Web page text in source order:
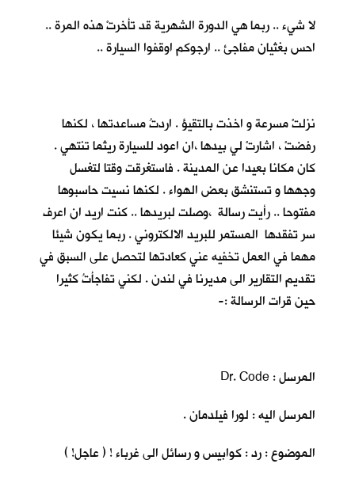
لا شيء .. ربما هي الدورة الشهرية قد تأخرتْ هذه المرة ..
احس بغثيان مفاجئ .. ارجوكم اوقفوا السيارة ..
نزلتْ مسرعة و اخذت بالتقيؤ . اردتُ مساعدتها ، لكنها
رفضتْ ، اشارتْ لي بيدها ،ان اعود للسيارة ريثما تنتهي .
كان مكانا بعيدا عن المدينة . فاستغرقت وقتا لتغسل
وجهها و تستنشق بعض الهواء . لكنها نسيت حاسبوها
مفتوحا .. رأيت رسالة ،وصلت لبريدها .. كنت اريد ان اعرف
سر تفقدها المستمر للبريد الالكتروني . ربما يكون شيئا
مهما في العمل تخفيه عني كعادتها لتحصل على السبق في
تقديم التقارير الى مديرنا في لندن . لكني تفاجأتُ كثيرا
حين قرات الرسالة :-
المرسل : Dr. Code
المرسل اليه : لورا فيلدمان .
الموضوع : رد : كوابيس و رسائل الى غرباء ! ( عاجل! )